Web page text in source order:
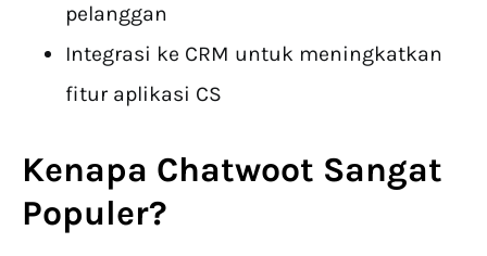
pelanggan
Integrasi ke CRM untuk meningkatkan
fitur aplikasi CS
Kenapa Chatwoot Sangat
Populer?